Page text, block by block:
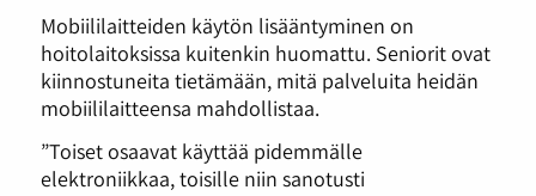
Mobiililaitteiden käytön lisääntyminen on
hoitolaitoksissa kuitenkin huomattu. Seniorit ovat
kiinnostuneita tietämään, mitä palveluita heidän
mobiililaitteensa mahdollistaa.
”Toiset osaavat käyttää pidemmälle
elektroniikkaa, toisille niin sanotusti